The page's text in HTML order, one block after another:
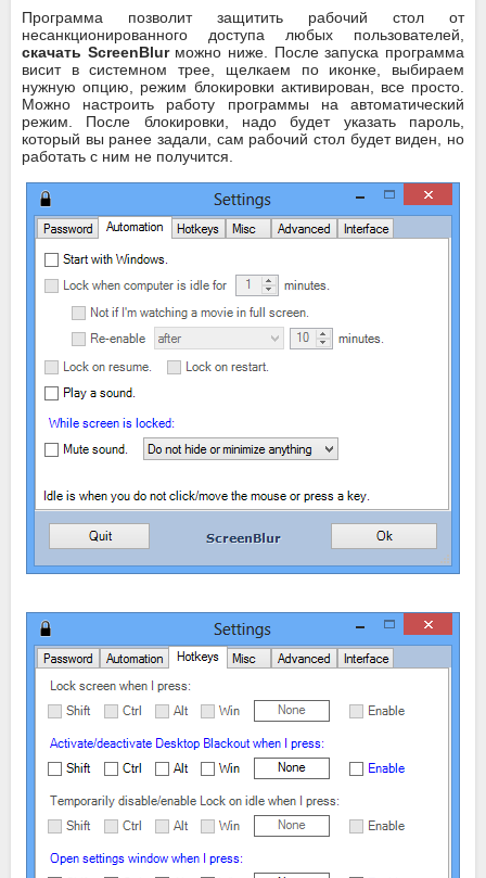
Программа позволит защитить рабочий стол от
несанкционированного доступа любых пользователей,
скачать ScreenBlurможно ниже. После запуска программа
висит в системном трее, щелкаем по иконке, выбираем
нужную опцию, режим блокировки активирован, все просто.
Можно настроить работу программы на автоматический
режим. После блокировки, надо будет указать пароль,
который вы ранее задали, сам рабочий стол будет виден, но
работать с ним не получится.